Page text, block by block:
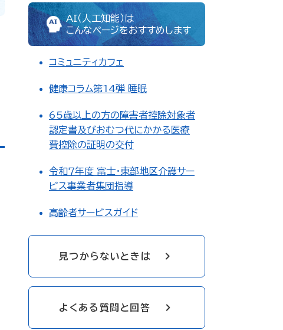
AI（人工知能）は
こんなページをおすすめします
コミュニティカフェ
健康コラム第14弾 睡眠
65歳以上の方の障害者控除対象者
認定書及びおむつ代にかかる医療
費控除の証明の交付
令和７年度 富士・東部地区介護サー
ビス事業者集団指導
高齢者サービスガイド
見つからないときは
よくある質問と回答